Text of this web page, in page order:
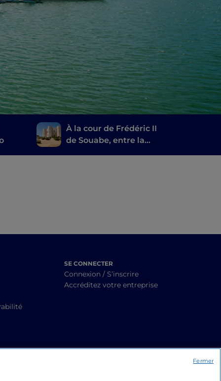
À la cour de Frédéric II
de Souabe, entre la
SE CONNECTER
Connexion / S’inscrire
Accréditez votre entreprise
Fermer